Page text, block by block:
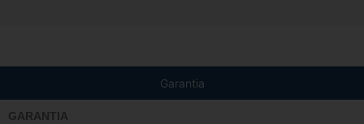
Garantia
GARANTIA